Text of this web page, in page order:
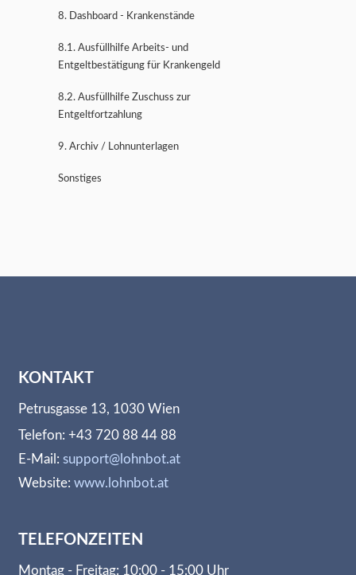
8. Dashboard - Krankenstände
8.1. Ausfüllhilfe Arbeits- und
Entgeltbestätigung für Krankengeld
8.2. Ausfüllhilfe Zuschuss zur
Entgeltfortzahlung
9. Archiv / Lohnunterlagen
Sonstiges
KONTAKT
Petrusgasse 13, 1030 Wien
Telefon: +43 720 88 44 88
E-Mail: support@lohnbot.at
Website: www.lohnbot.at
TELEFONZEITEN
Montag - Freitag: 10:00 - 15:00 Uhr